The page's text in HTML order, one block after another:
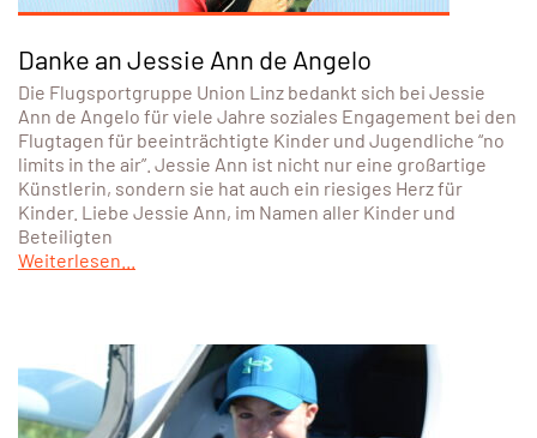
Danke an Jessie Ann de Angelo
Die Flugsportgruppe Union Linz bedankt sich bei Jessie
Ann de Angelo für viele Jahre soziales Engagement bei den
Flugtagen für beeinträchtigte Kinder und Jugendliche “no
limits in the air”. Jessie Ann ist nicht nur eine großartige
Künstlerin, sondern sie hat auch ein riesiges Herz für
Kinder. Liebe Jessie Ann, im Namen aller Kinder und
Beteiligten
Weiterlesen...